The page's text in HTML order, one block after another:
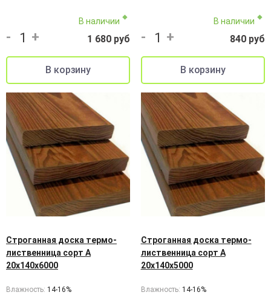
В наличии
- + 1 680 руб
В наличии
- + 840 руб
Строганная доска термо-
лиственница сорт А
20х140х6000
Влажность: 14-16%
Строганная доска термо-
лиственница сорт А
20х140х5000
Влажность: 14-16%